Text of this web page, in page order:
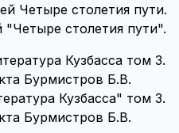
столетия пути".
Кузбасса" том 3.
Бурмистров Б.В.